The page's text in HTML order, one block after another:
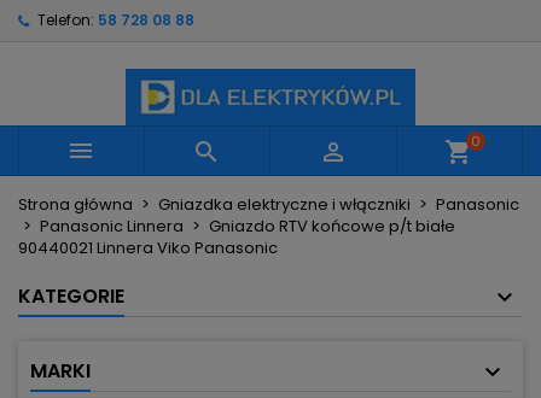
Telefon: 58 728 08 88
   shopping_cart0
Strona główna Gniazdka elektryczne i włączniki
Panasonic
Panasonic Linnera
Gniazdo RTV końcowe p/t białe
90440021 Linnera Viko Panasonic
KATEGORIE
MARKI
Utwórz nową listę
Nazwa listy życzeń
Anuluj Utwórz listę życzeń
Musisz być zalogowany by zapisać produkty na
swojej liście życzeń.
Anuluj Zaloguj się